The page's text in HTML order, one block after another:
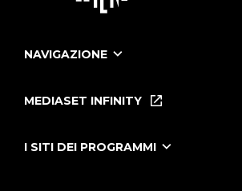
NAVIGAZIONE
Le Iene Presentano Inside
Tutti i servizi
MEDIASET INFINITY
I SITI DEI PROGRAMMI